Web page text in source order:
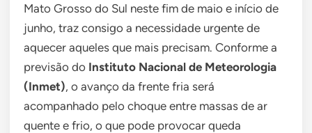
Mato Grosso do Sul neste fim de maio e início de
junho, traz consigo a necessidade urgente de
aquecer aqueles que mais precisam. Conforme a
previsão do Instituto Nacional de Meteorologia
(Inmet), o avanço da frente fria será
acompanhado pelo choque entre massas de ar
quente e frio, o que pode provocar queda